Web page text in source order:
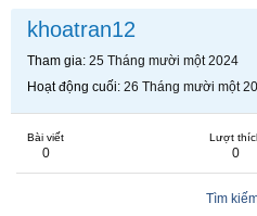
khoatran12
Tham gia 25 Tháng mười một 2024
Hoạt động cuối 26 Tháng mười một
Bài viết
0
Lượt
0
Tìm